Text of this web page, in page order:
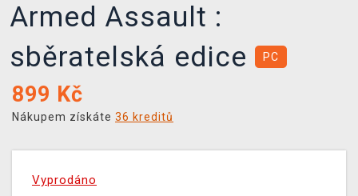
Armed Assault :
sběratelská edice
PC
899 Kč
Nákupem získáte 36 kreditů
Vyprodáno